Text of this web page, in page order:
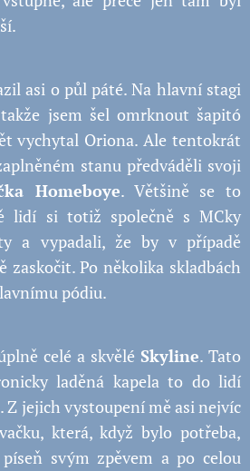
asi o půl páté. Na hlavní stagi
jsem šel omrknout šapitó
vychytal Oriona. Ale tentokrát
stanu předváděli svoji
Homeboye. Většině se to
lidí si totiž společně s MCky
a vypadali, že by v případě
Po několika skladbách
pódiu.
celé a skvělé Skyline. Tato
laděná kapela to do lidí
Z jejich vystoupení mě asi nejvíc
která, když bylo potřeba,
svým zpěvem a po celou